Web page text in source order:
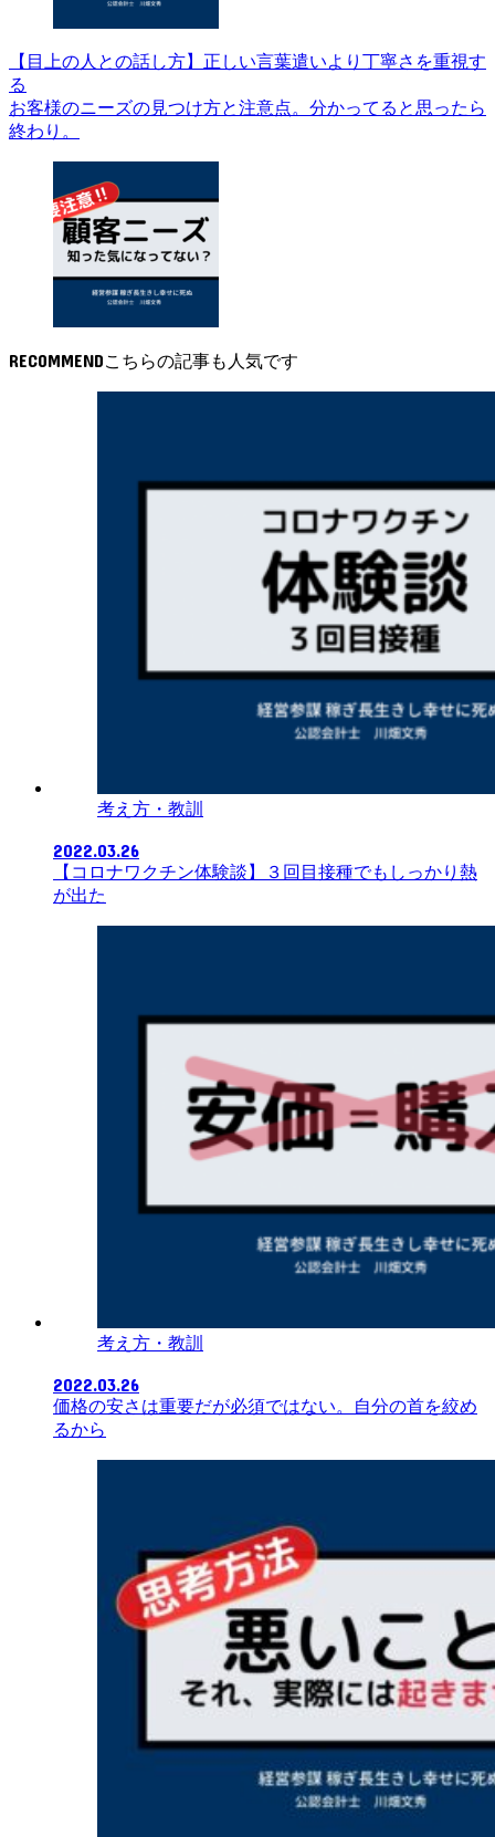
【目上の人との話し方】正しい言葉遣いより丁寧さを重視す
る
お客様のニーズの見つけ方と注意点。分かってると思ったら
終わり。
RECOMMEND
考え方・教訓
2022.03.26
【コロナワクチン体験談】３回目接種でもしっかり熱
が出た
考え方・教訓
2022.03.26
価格の安さは重要だが必須ではない。自分の首を絞め
るから